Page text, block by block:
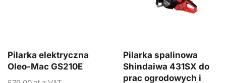
Pilarka elektryczna
Oleo-Mac GS210E
Pilarka spalinowa
Shindaiwa 431SX do
prac ogrodowych i